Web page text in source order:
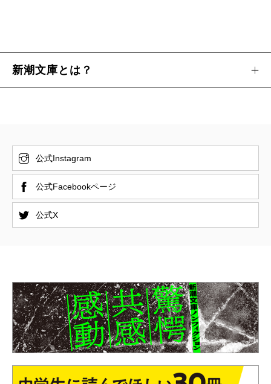
新潮文庫とは？
公式Instagram
公式Facebookページ
公式X